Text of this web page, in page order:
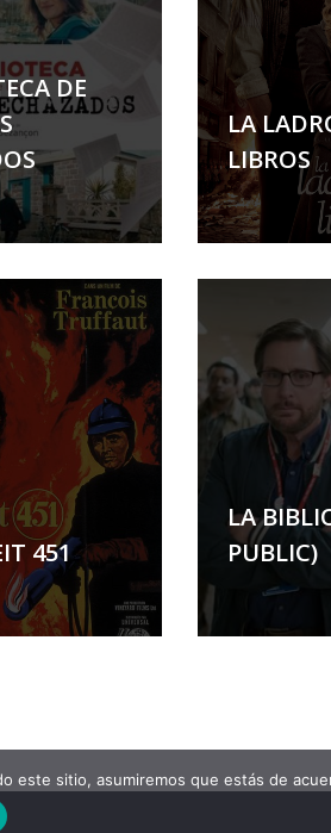
DE
LA
LIBROS
451
LA
PUBLIC)
este sitio, asumiremos que estás de